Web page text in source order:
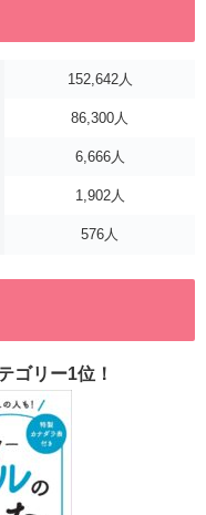
152,642人
86,300人
6,666人
1,902人
576人
ゴリー1位！